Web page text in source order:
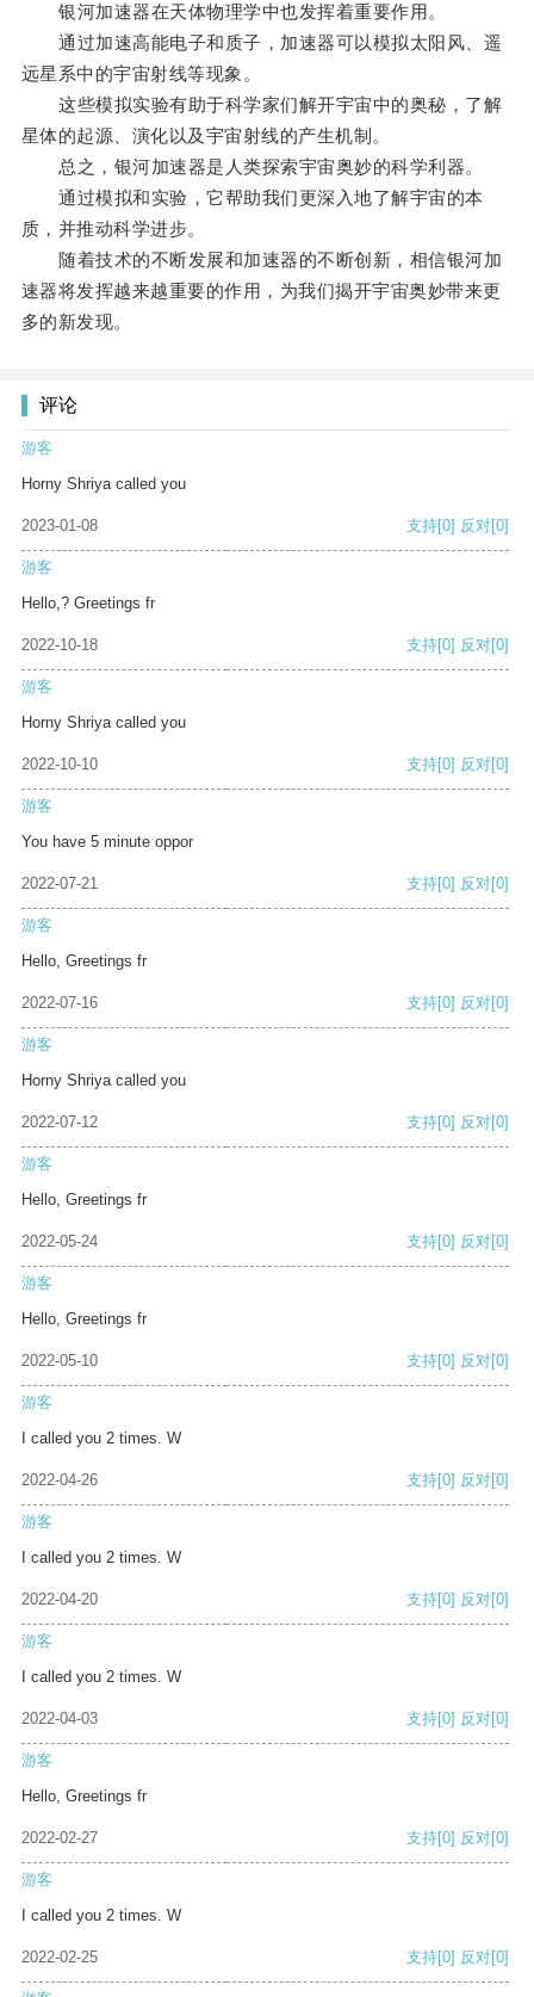
银河加速器在天体物理学中也发挥着重要作用。
通过加速高能电子和质子，加速器可以模拟太阳风、遥
远星系中的宇宙射线等现象。
这些模拟实验有助于科学家们解开宇宙中的奥秘，了解
星体的起源、演化以及宇宙射线的产生机制。
总之，银河加速器是人类探索宇宙奥妙的科学利器。
通过模拟和实验，它帮助我们更深入地了解宇宙的本
质，并推动科学进步。
随着技术的不断发展和加速器的不断创新，相信银河加
速器将发挥越来越重要的作用，为我们揭开宇宙奥妙带来更
多的新发现。
评论
游客
Horny Shriya called you
2023-01-08 支持[0] 反对[0]
游客
Hello,? Greetings fr
2022-10-18 支持[0] 反对[0]
游客
Horny Shriya called you
2022-10-10 支持[0] 反对[0]
游客
You have 5 minute oppor
2022-07-21 支持[0] 反对[0]
游客
Hello, Greetings fr
2022-07-16 支持[0] 反对[0]
游客
Horny Shriya called you
2022-07-12 支持[0] 反对[0]
游客
Hello, Greetings fr
2022-05-24 支持[0] 反对[0]
游客
Hello, Greetings fr
2022-05-10 支持[0] 反对[0]
游客
I called you 2 times. W
2022-04-26 支持[0] 反对[0]
游客
I called you 2 times. W
2022-04-20 支持[0] 反对[0]
游客
I called you 2 times. W
2022-04-03 支持[0] 反对[0]
游客
Hello, Greetings fr
2022-02-27 支持[0] 反对[0]
游客
I called you 2 times. W
2022-02-25 支持[0] 反对[0]